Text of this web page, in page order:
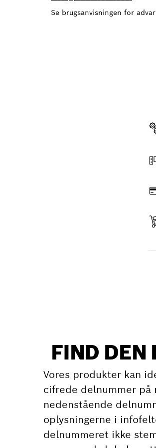
Se brugsanvisningen for
FIND DEN
Vores produkter kan
cifrede delnummer på
nedenstående
oplysningerne i
delnummeret ikke